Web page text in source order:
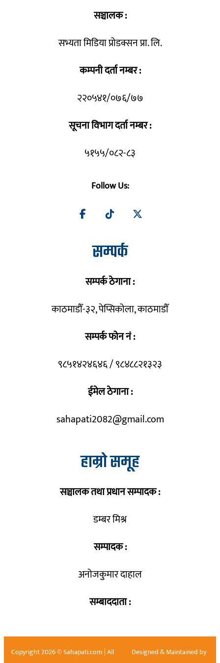
सञ्चालक :
सभ्यता मिडिया प्रोडक्सन प्रा. लि.
कम्पनी दर्ता नम्बर :
२२०५४१/०७६/७७
सूचना विभाग दर्ता नम्बर :
५१५५/०८२-८३
Follow Us:
सम्पर्क
सम्पर्क ठेगाना :
काठमाडौँ-३२, पेप्सिकोला, काठमाडौँ
सम्पर्क फोन नं :
९८५१४२४६४६ / ९८४८८२१३२३
ईमेल ठेगाना :
sahapati2082@gmail.com
हाम्रो समूह
सञ्चालक तथा प्रधान सम्पादक :
डम्बर मिश्र
सम्पादक :
अनोजकुमार दाहाल
सम्बाददाता :
Copyright 2026 © Sahapati.com | All Designed & Maintained by